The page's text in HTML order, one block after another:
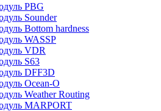
PBG
Sounder
Bottom hardness
WASSP
VDR
S63
DFF3D
Ocean-O
Weather Routing
MARPORT